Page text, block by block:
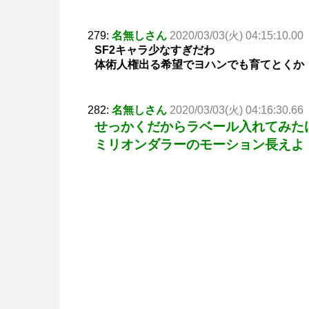
279: 名無しさん 2020/03/03(火) 04:15:10.00
SF2キャラ少なすぎだわ
体術人権出る希望でヨハンでも育てとくか
282: 名無しさん 2020/03/03(火) 04:16:30.66
せっかくだからラベール入れてみた
ミリオンダラーのモーション長えよ